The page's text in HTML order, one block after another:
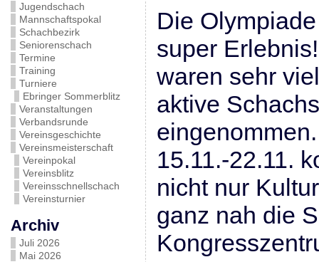
Jugendschach
Mannschaftspokal
Schachbezirk
Seniorenschach
Termine
Training
Turniere
Ebringer Sommerblitz
Veranstaltungen
Verbandsrunde
Vereinsgeschichte
Vereinsmeisterschaft
Vereinpokal
Vereinsblitz
Vereinsschnellschach
Vereinsturnier
Archiv
Juli 2026
Mai 2026
Die
super
waren sehr
aktive
15.11.-22.11.
nicht nur
ganz nah die